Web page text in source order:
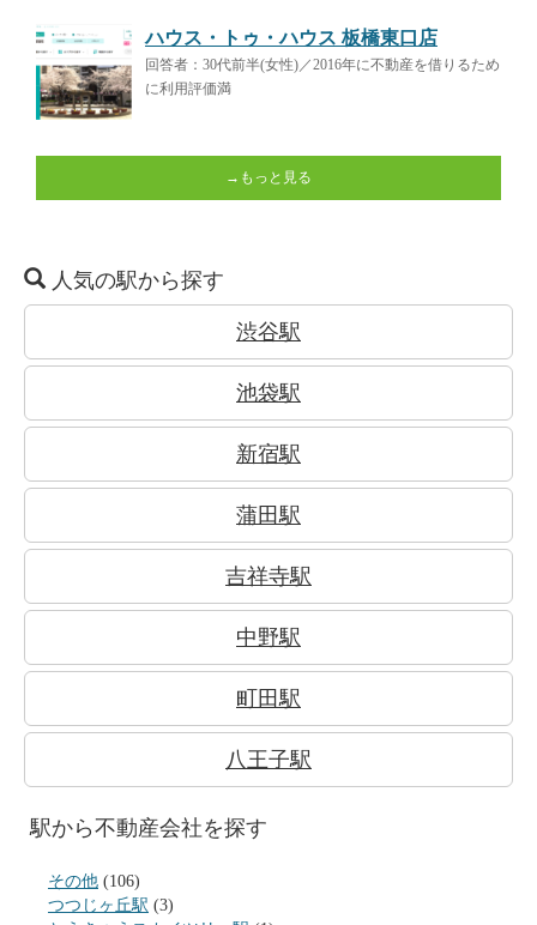
ハウス・トゥ・ハウス 板橋東口店
回答者：30代前半(女性)／2016年に不動産を借りるため
に利用評価満
→もっと見る
人気の駅から探す
渋谷駅
池袋駅
新宿駅
蒲田駅
吉祥寺駅
中野駅
町田駅
八王子駅
駅から不動産会社を探す
その他 (106)
つつじヶ丘駅 (3)